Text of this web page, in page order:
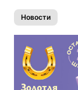
Новости